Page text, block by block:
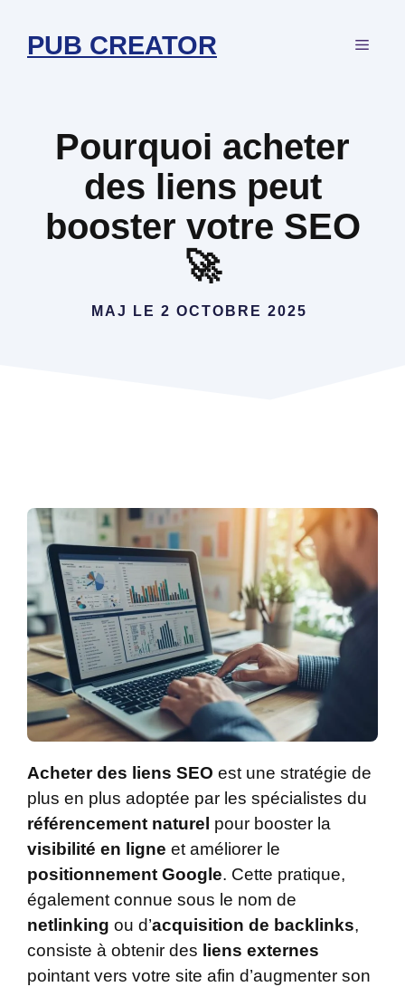
contenu
PUB CREATOR
Pourquoi acheter
des liens peut
booster votre SEO
🚀
MAJ LE 2 OCTOBRE 2025
Acheter des liens SEO est une stratégie de
plus en plus adoptée par les spécialistes du
référencement naturel pour booster la
visibilité en ligne et améliorer le
positionnement Google. Cette pratique,
également connue sous le nom de
netlinking ou d’acquisition de backlinks,
consiste à obtenir des liens externes
pointant vers votre site afin d’augmenter son